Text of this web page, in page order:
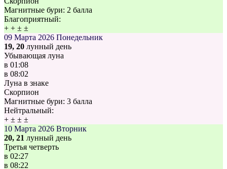
Магнитные бури: 2 балла
Благоприятный:
+ + ± ±
09 Марта 2026 Понедельник
19, 20 лунный день
Убывающая луна
в 01:08
в 08:02
Луна в знаке
Скорпион
Магнитные бури: 3 балла
Нейтральный:
+ ± ± ±
10 Марта 2026 Вторник
20, 21 лунный день
Третья четверть
в 02:27
в 08:22